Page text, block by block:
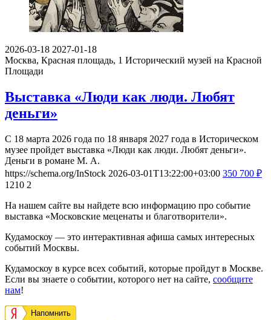
2026-03-18 2027-01-18
Москва, Красная площадь, 1 Исторический музей на Красной
Площади
Выставка «Люди как люди. Любят
деньги»
С 18 марта 2026 года по 18 января 2027 года в Историческом
музее пройдет выставка «Люди как люди. Любят деньги».
Деньги в романе М. А.
https://schema.org/InStock 2026-03-01T13:22:00+03:00 350 700 ₽
1210 2
На нашем сайте вы найдете всю информацию про событие
выставка «Московские меценаты и благотворители».
Кудамоскоу — это интерактивная афиша самых интересных
событий Москвы.
Кудамоскоу в курсе всех событий, которые пройдут в Москве.
Если вы знаете о событии, которого нет на сайте, сообщите
нам!
Напомнить